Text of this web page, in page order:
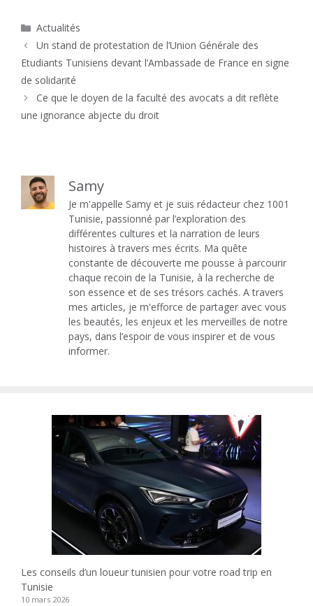
Catégories
Actualités
Un stand de protestation de l’Union Générale des
Etudiants Tunisiens devant l’Ambassade de France en signe
de solidarité
Ce que le doyen de la faculté des avocats a dit reflète
une ignorance abjecte du droit
Samy
Je m'appelle Samy et je suis rédacteur chez 1001
Tunisie, passionné par l’exploration des
différentes cultures et la narration de leurs
histoires à travers mes écrits. Ma quête
constante de découverte me pousse à parcourir
chaque recoin de la Tunisie, à la recherche de
son essence et de ses trésors cachés. A travers
mes articles, je m'efforce de partager avec vous
les beautés, les enjeux et les merveilles de notre
pays, dans l’espoir de vous inspirer et de vous
informer.
Les conseils d’un loueur tunisien pour votre road trip en
Tunisie
10 mars 2026